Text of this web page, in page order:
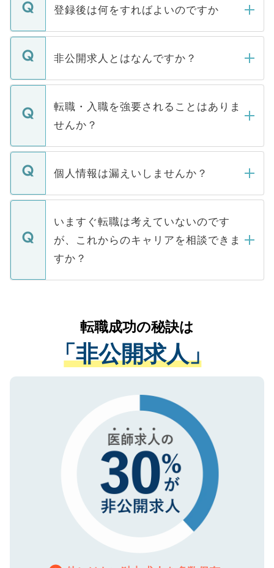
登録後は何をすればよいのですか
ご登録いただきましたら、弊社担当者がご
登録内容を確認し、その後メールもしくは
ます。通常、5営業日以内にはご連絡をせて
いただきますので、しばらくお待ちくださ
非公開求人とはなんですか？
マイナビDOCTORで取り扱っている求人の
うち約3割は、Webサイトからご覧いただ
けない「非公開求人」です。非公開求人は
下記の理由によって、一般には公開してい
ません。
■応募殺到を避けるため 人気のある医療機
関を公にしてしまうと、応募が殺到する場
に、医療機関が求める条件に合った人材の
みを人材紹介会社に依頼するケースが増え
ています。
転職・入職を強要されることはありま
せんか？
転職・入職を強要することは一切ありませ
ん。また、仮に応募先から内定をいただい
定を承諾する必要はありません。内定先へ
の辞退の連絡はキャリアパートナーが行い
個人情報は漏えいしませんか？
個人情報が漏えいすることはありませんの
で、ご安心ください。当サイトからの登録
などで収集したご登録者様の個人情報は、
ご本人のキャリアアップおよび転職活動の
支援を目的に使用いたします。お預かりし
ているすべての個人データはご本人の許可
は、個人情報の取り扱いについての厳密な
管理基準を満たした事業者のみに付与され
る、プライバシーマークを取得済みです。
で、機密保持に関してもご安心ください。
いますぐ転職は考えていないのです
が、これからのキャリアを相談できま
すか？
かがいして、現在の医療機関の状況や紹介
経験をまじえながら、適切なアドバイスを
させていただきます。すぐにご転職をされ
ない方には、長期的なサポートが可能です
ので、まずはご登録ください。
転職成功の秘訣は
「非公開求人」